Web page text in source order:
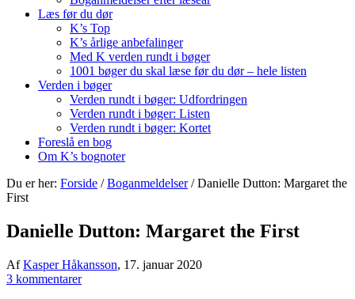
Læs før du dør
K’s Top
K’s årlige anbefalinger
Med K verden rundt i bøger
1001 bøger du skal læse før du dør – hele listen
Verden i bøger
Verden rundt i bøger: Udfordringen
Verden rundt i bøger: Listen
Verden rundt i bøger: Kortet
Foreslå en bog
Om K’s bognoter
Du er her: Forside / Boganmeldelser /Danielle Dutton: Margaret the
First
Danielle Dutton: Margaret the First
AfKasper Håkansson, 17. januar 2020
3 kommentarer